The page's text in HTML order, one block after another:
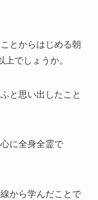
とからはじめる朝
でしょうか。
と思い出したこと
に全身全霊で
から学んだことで